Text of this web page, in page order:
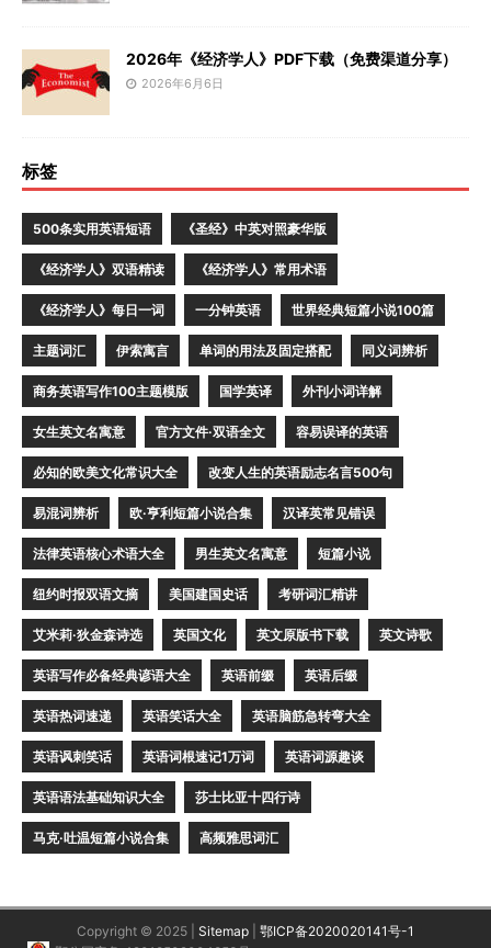
2026年《经济学人》PDF下载（免费渠道分享）
2026年6月6日
标签
500条实用英语短语 《圣经》中英对照豪华版
《经济学人》双语精读 《经济学人》常用术语
《经济学人》每日一词 一分钟英语 世界经典短篇小说100篇
主题词汇 伊索寓言 单词的用法及固定搭配 同义词辨析
商务英语写作100主题模版 国学英译 外刊小词详解
女生英文名寓意 官方文件·双语全文 容易误译的英语
必知的欧美文化常识大全 改变人生的英语励志名言500句
易混词辨析 欧·亨利短篇小说合集 汉译英常见错误
法律英语核心术语大全 男生英文名寓意 短篇小说
纽约时报双语文摘 美国建国史话 考研词汇精讲
艾米莉·狄金森诗选 英国文化 英文原版书下载 英文诗歌
英语写作必备经典谚语大全 英语前缀 英语后缀
英语热词速递 英语笑话大全 英语脑筋急转弯大全
英语讽刺笑话 英语词根速记1万词 英语词源趣谈
英语语法基础知识大全 莎士比亚十四行诗
马克·吐温短篇小说合集 高频雅思词汇
Copyright © 2025 | Sitemap
鄂ICP备2020020141号-1